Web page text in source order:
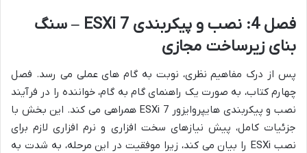
فصل 4: نصب و پیکربندی ESXi 7 – سنگ
بنای زیرساخت مجازی
پس از درک مفاهیم نظری، نوبت به گام های عملی می رسد. فصل
چهارم کتاب، به صورت یک راهنمای گام به گام، خواننده را در فرآیند
نصب و پیکربندی هایپروایزور ESXi 7 همراهی می کند. این بخش با
جزئیات کامل، پیش نیازهای سخت افزاری و نرم افزاری لازم برای
نصب ESXi را بیان می کند، زیرا موفقیت در این مرحله، به شدت به